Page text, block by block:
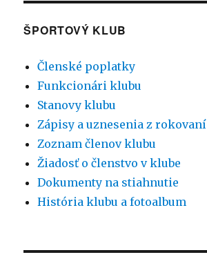
ŠPORTOVÝ KLUB
Členské poplatky
Funkcionári klubu
Stanovy klubu
Zápisy a uznesenia z rokovaní
Zoznam členov klubu
Žiadosť o členstvo v klube
Dokumenty na stiahnutie
História klubu a fotoalbum